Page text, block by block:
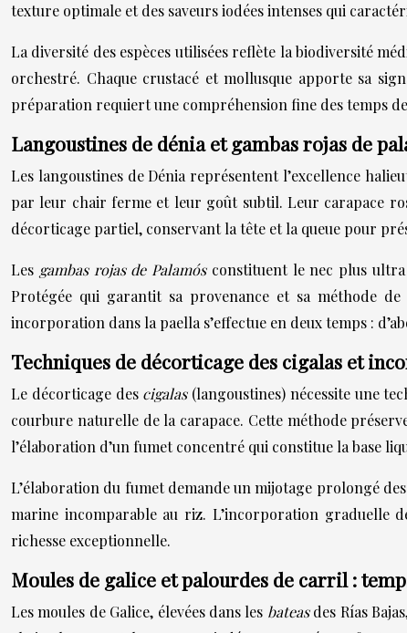
texture optimale et des saveurs iodées intenses qui
La diversité des espèces utilisées reflète la biodiversité
orchestré. Chaque crustacé et mollusque apporte sa
préparation requiert une compréhension fine des temps
Langoustines de dénia et gambas rojas de
Les langoustines de Dénia représentent l’excellence
par leur chair ferme et leur goût subtil. Leur carapace
décorticage partiel, conservant la tête et la queue pour
Les gambas rojas de Palamós constituent le nec plus ultra
Protégée qui garantit sa provenance et sa méthode
incorporation dans la paella s’effectue en deux temps :
Techniques de décorticage des cigalas et
Le décorticage des cigalas (langoustines) nécessite une
courbure naturelle de la carapace. Cette méthode
l’élaboration d’un fumet concentré qui constitue la base
L’élaboration du fumet demande un mijotage prolongé
marine incomparable au riz. L’incorporation graduelle
richesse exceptionnelle.
Moules de galice et palourdes de carril :
Les moules de Galice, élevées dans les bateasdes Rías